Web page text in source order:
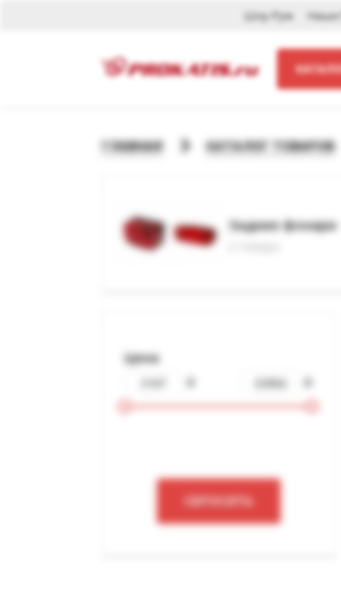
Шоу-Рум Наше
ГЛАВНАЯ КАТАЛОГ ТОВАРОВ
Задние фонари
Цена